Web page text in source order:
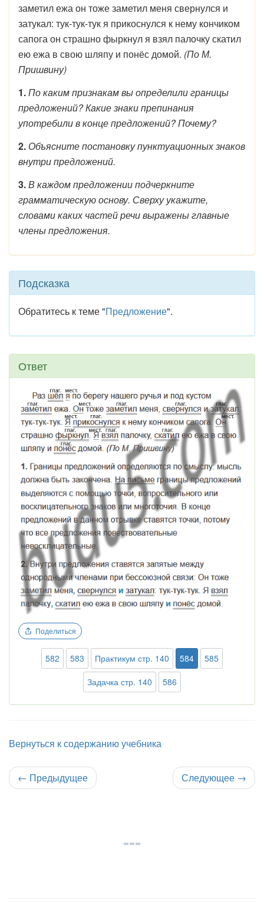
заметил ежа он тоже заметил меня свернулся и
затукал: тук-тук-тук я прикоснулся к нему кончиком
сапога он страшно фыркнул я взял палочку скатил
ею ежа в свою шляпу и понёс домой. (По М.
Пришвину)
1.По каким признакам вы определили границы
предложений? Какие знаки препинания
употребили в конце предложений? Почему?
2. Объясните постановку пунктуационных знаков
внутри предложений.
3.В каждом предложении подчеркните
грамматическую основу. Сверху укажите,
словами каких частей речи выражены главные
члены предложения.
Подсказка
Обратитесь к теме "Предложение".
Ответ
Поделиться
582 583 Практикум стр. 140 584
585
Задачка стр. 140
586
Вернуться к содержанию учебника
← Предыдущее Следующее →